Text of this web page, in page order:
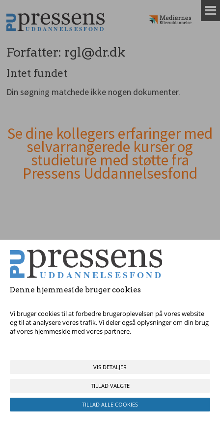
Denne hjemmeside bruger cookies
Vi bruger cookies til at forbedre brugeroplevelsen på vores website
og til at analysere vores trafik. Vi deler også oplysninger om din brug
af vores hjemmeside med vores partnere.
VIS DETALJER
TILLAD VALGTE
TILLAD ALLE COOKIES
til
indhold
Forfatter: rgl@dr.dk
Intet fundet
Din søgning matchede ikke nogen dokumenter.
Andet
indhold
Se dine kollegers erfaringer med
selvarrangerede kurser og
studieture med støtte fra
Pressens Uddannelsesfond
Tag fat i os med dine spørgsmål!
© 2017 Pressens Uddannelsesfond, Rådhuspladsen 16, 4. sal, 1550